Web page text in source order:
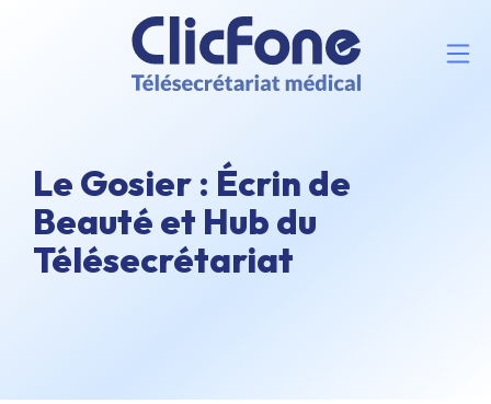
Le Gosier : Écrin de
Beauté et Hub du
Télésecrétariat